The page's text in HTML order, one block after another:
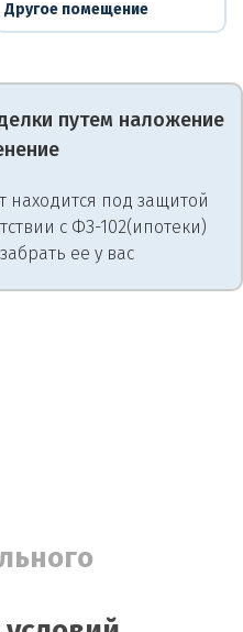
Другое помещение
путем наложение
находится под защитой
с ФЗ-102(ипотеки)
ее у вас